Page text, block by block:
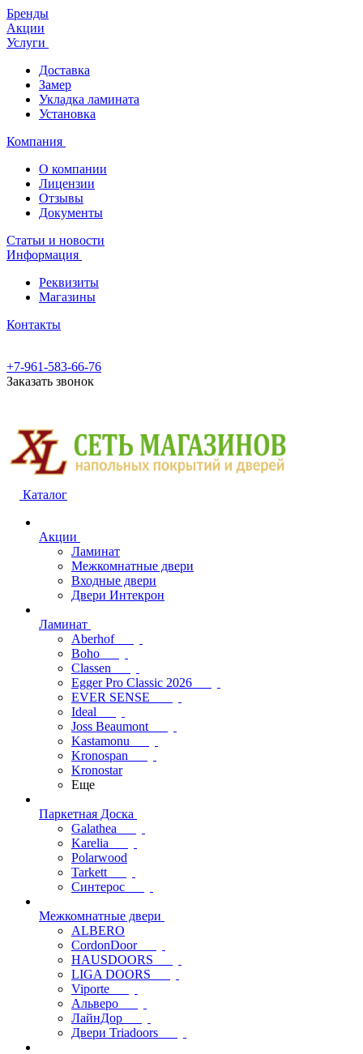
Бренды
Акции
Услуги
Доставка
Замер
Укладка ламината
Установка
Компания
О компании
Лицензии
Отзывы
Документы
Статьи и новости
Информация
Реквизиты
Магазины
Контакты
+7-961-583-66-76
Заказать звонок
Каталог
Акции
Ламинат
Межкомнатные двери
Входные двери
Двери Интекрон
Ламинат
Aberhof
Boho
Classen
Egger Pro Classic 2026
EVER SENSE
Ideal
Joss Beaumont
Kastamonu
Kronospan
Kronostar
Еще
Паркетная Доска
Galathea
Karelia
Polarwood
Tarkett
Синтерос
Межкомнатные двери
ALBERO
CordonDoor
HAUSDOORS
LIGA DOORS
Viporte
Альверо
ЛайнДор
Двери Triadoors